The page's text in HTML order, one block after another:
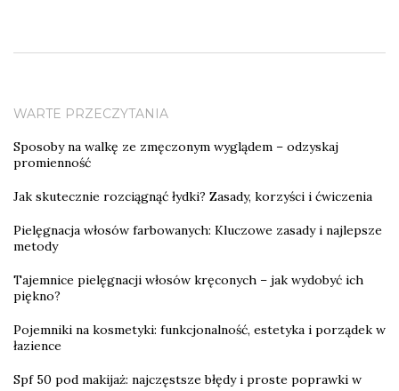
WARTE PRZECZYTANIA
Sposoby na walkę ze zmęczonym wyglądem – odzyskaj
promienność
Jak skutecznie rozciągnąć łydki? Zasady, korzyści i ćwiczenia
Pielęgnacja włosów farbowanych: Kluczowe zasady i najlepsze
metody
Tajemnice pielęgnacji włosów kręconych – jak wydobyć ich
piękno?
Pojemniki na kosmetyki: funkcjonalność, estetyka i porządek w
łazience
Spf 50 pod makijaż: najczęstsze błędy i proste poprawki w